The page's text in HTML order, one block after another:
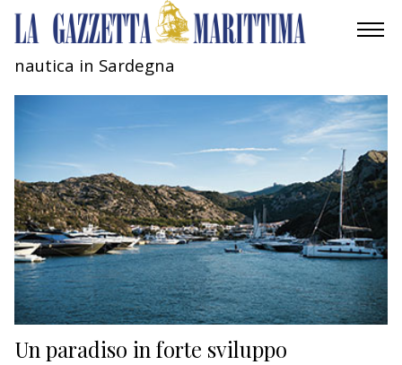
INDUSTRIA
RICERCA
ECONOMIA
TURISMO
CULTURA
nautica in Sardegna
Un paradiso in forte sviluppo